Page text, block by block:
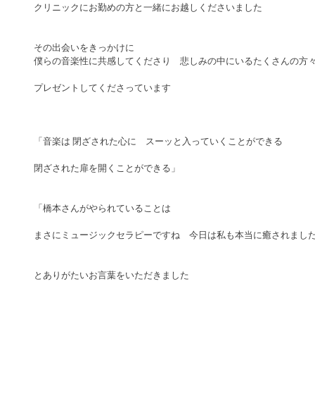
クリニックにお勤めの方と一緒にお越しくださいました
その出会いをきっかけに
僕らの音楽性に共感してくださり　悲しみの中にいるたくさんの方
プレゼントしてくださっています
「音楽は 閉ざされた心に　スーッと入っていくことができる
閉ざされた扉を開くことができる」
「橋本さんがやられていることは
まさにミュージックセラピーですね　今日は私も本当に癒されまし
とありがたいお言葉をいただきました